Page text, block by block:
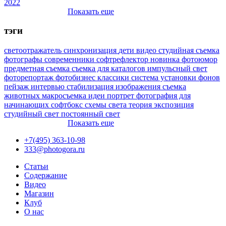
2022
Показать еще
тэги
светоотражатель синхронизация дети видео студийная съемка
фотографы современники софтрефлектор новинка фотоюмор
предметная съемка съемка для каталогов импульсный свет
фоторепортаж фотобизнес классики система установки фонов
пейзаж интервью стабилизация изображения съемка
животных макросъемка идеи портрет фотография для
начинающих софтбокс схемы света теория экспозиция
студийный свет постоянный свет
Показать еще
+7(495) 363-10-98
333@photogora.ru
Статьи
Содержание
Видео
Магазин
Клуб
О нас